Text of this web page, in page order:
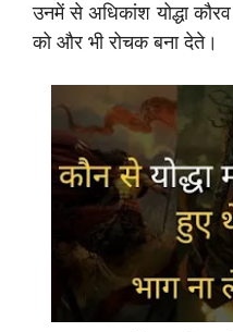
उनमें से अधिकांश योद्धा
को और भी रोचक बना देते।